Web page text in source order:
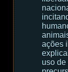
ações
uso de